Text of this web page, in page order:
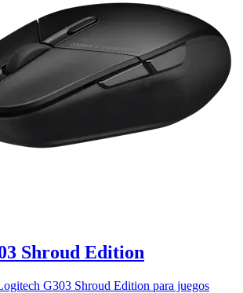
Shroud Edition
G303 Shroud Edition para juegos